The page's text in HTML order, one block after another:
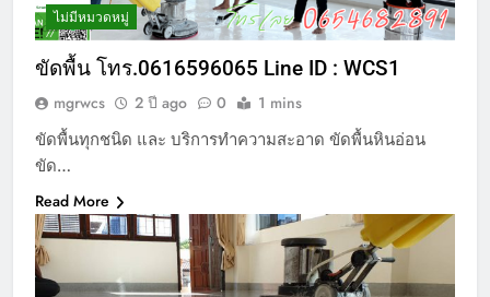
ไม่มีหมวดหมู่
ขัดพื้น โทร.0616596065 Line ID : WCS1
mgrwcs 2 ปี ago 0 1 mins
ขัดพื้นทุกชนิด และ บริการทำความสะอาด ขัดพื้นหินอ่อน
ขัด…
Read More